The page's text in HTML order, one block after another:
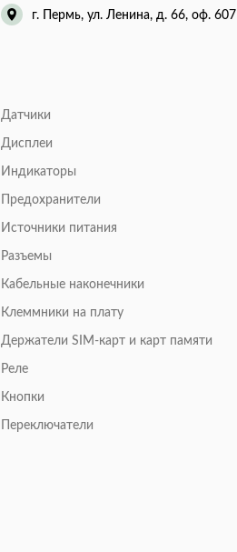
г. Пермь, ул. Ленина, д. 66, оф. 607
Датчики
Дисплеи
Индикаторы
Предохранители
Источники питания
Разъемы
Кабельные наконечники
Клеммники на плату
Держатели SIM-карт и карт памяти
Реле
Кнопки
Переключатели